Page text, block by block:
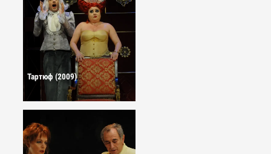
Тартюф (2009)